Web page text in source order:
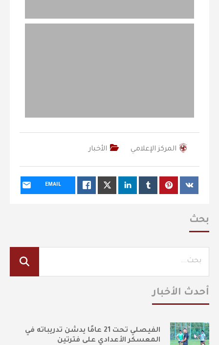
المركز الإعلامي الأخبار
EMAIL
بحث
أحدث الأخبار
الفيصلي تحت 21 عامًا يدشن تدريباته في
المعسكر الأعدادي على فترتين